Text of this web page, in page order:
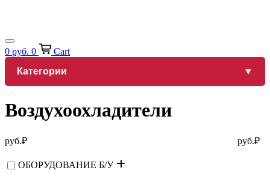
0 руб. 0
Cart
Категории
Воздухоохладители
руб.₽ руб.₽
ОБОРУДОВАНИЕ Б/У